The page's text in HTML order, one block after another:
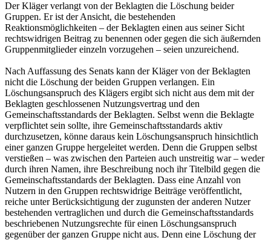
Der Kläger verlangt von der Beklagten die Löschung beider
Gruppen. Er ist der Ansicht, die bestehenden
Reaktionsmöglichkeiten – der Beklagten einen aus seiner Sicht
rechtswidrigen Beitrag zu benennen oder gegen die sich äußernden
Gruppenmitglieder einzeln vorzugehen – seien unzureichend.
Nach Auffassung des Senats kann der Kläger von der Beklagten
nicht die Löschung der beiden Gruppen verlangen. Ein
Löschungsanspruch des Klägers ergibt sich nicht aus dem mit der
Beklagten geschlossenen Nutzungsvertrag und den
Gemeinschaftsstandards der Beklagten. Selbst wenn die Beklagte
verpflichtet sein sollte, ihre Gemeinschaftsstandards aktiv
durchzusetzen, könne daraus kein Löschungsanspruch hinsichtlich
einer ganzen Gruppe hergeleitet werden. Denn die Gruppen selbst
verstießen – was zwischen den Parteien auch unstreitig war – weder
durch ihren Namen, ihre Beschreibung noch ihr Titelbild gegen die
Gemeinschaftsstandards der Beklagten. Dass eine Anzahl von
Nutzern in den Gruppen rechtswidrige Beiträge veröffentlicht,
reiche unter Berücksichtigung der zugunsten der anderen Nutzer
bestehenden vertraglichen und durch die Gemeinschaftsstandards
beschriebenen Nutzungsrechte für einen Löschungsanspruch
gegenüber der ganzen Gruppe nicht aus. Denn eine Löschung der